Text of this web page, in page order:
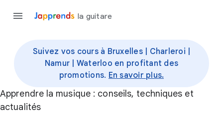
la guitare
Suivez vos cours à Bruxelles | Charleroi |
Namur | Waterloo en profitant des
promotions. En savoir plus.
Apprendre la musique : conseils, techniques et
actualités